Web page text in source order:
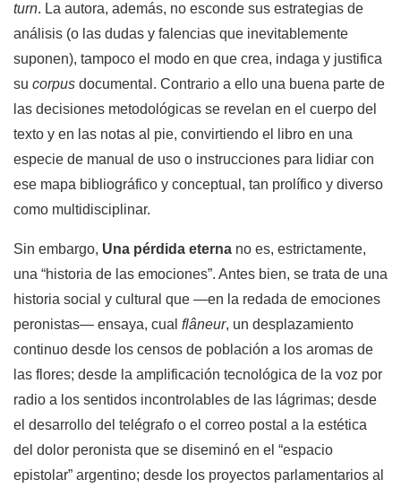
turn. La autora, además, no esconde sus estrategias de
análisis (o las dudas y falencias que inevitablemente
suponen), tampoco el modo en que crea, indaga y justifica
su corpus documental. Contrario a ello una buena parte de
las decisiones metodológicas se revelan en el cuerpo del
texto y en las notas al pie, convirtiendo el libro en una
especie de manual de uso o instrucciones para lidiar con
ese mapa bibliográfico y conceptual, tan prolífico y diverso
como multidisciplinar.
Sin embargo, Una pérdida eterna no es, estrictamente,
una “historia de las emociones”. Antes bien, se trata de una
historia social y cultural que —en la redada de emociones
peronistas— ensaya, cual flâneur, un desplazamiento
continuo desde los censos de población a los aromas de
las flores; desde la amplificación tecnológica de la voz por
radio a los sentidos incontrolables de las lágrimas; desde
el desarrollo del telégrafo o el correo postal a la estética
del dolor peronista que se diseminó en el “espacio
epistolar” argentino; desde los proyectos parlamentarios al